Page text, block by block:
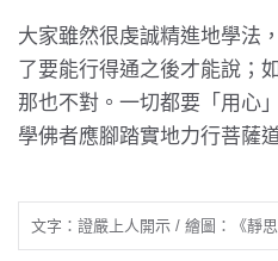
大家雖然很虔誠精進地學法
了要能行得通之後才能說；
那也不對。一切都要「用心
學佛者應腳踏實地力行菩薩
文字：證嚴上人開示 / 繪圖：《靜